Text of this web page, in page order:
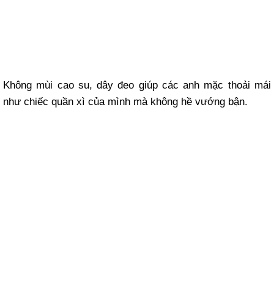
Không mùi cao su, dây đeo giúp các anh mặc thoải mái
như chiếc quần xì của mình mà không hề vướng bận.